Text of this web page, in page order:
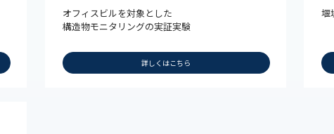
オフィスビルを対象とした
構造物モニタリングの実証実験
詳しくはこちら
堰